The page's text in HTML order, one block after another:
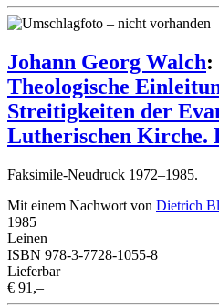
Johann Georg Walch:
Theologische
Streitigkeiten der
Lutherischen Kirche.
Faksimile-Neudruck 1972–1985.
Mit einem Nachwort von Dietrich
1985
Leinen
ISBN 978-3-7728-1055-8
Lieferbar
€ 91,–